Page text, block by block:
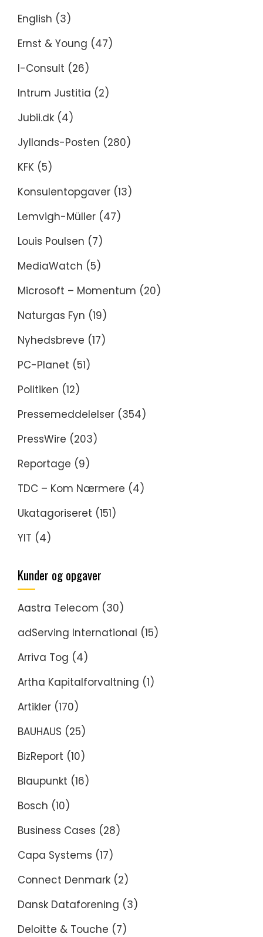
English (3)
Ernst & Young (47)
I-Consult (26)
Intrum Justitia (2)
Jubii.dk (4)
Jyllands-Posten (280)
KFK (5)
Konsulentopgaver (13)
Lemvigh-Müller (47)
Louis Poulsen (7)
MediaWatch (5)
Microsoft – Momentum (20)
Naturgas Fyn (19)
Nyhedsbreve (17)
PC-Planet (51)
Politiken (12)
Pressemeddelelser (354)
PressWire (203)
Reportage (9)
TDC – Kom Nærmere (4)
Ukatagoriseret (151)
YIT (4)
Kunder og opgaver
Aastra Telecom (30)
adServing International (15)
Arriva Tog (4)
Artha Kapitalforvaltning (1)
Artikler (170)
BAUHAUS (25)
BizReport (10)
Blaupunkt (16)
Bosch (10)
Business Cases (28)
Capa Systems (17)
Connect Denmark (2)
Dansk Dataforening (3)
Deloitte & Touche (7)